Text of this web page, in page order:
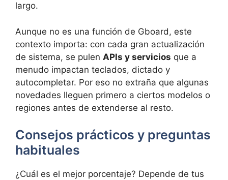
largo.
Aunque no es una función de Gboard, este
contexto importa: con cada gran actualización
de sistema, se pulen APIs y servicios que a
menudo impactan teclados, dictado y
autocompletar. Por eso no extraña que algunas
novedades lleguen primero a ciertos modelos o
regiones antes de extenderse al resto.
Consejos prácticos y preguntas
habituales
¿Cuál es el mejor porcentaje? Depende de tus